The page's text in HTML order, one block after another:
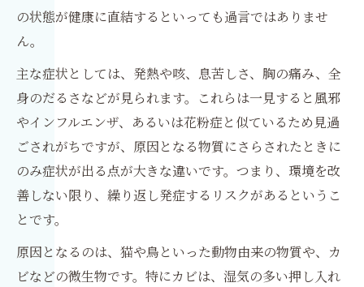
の状態が健康に直結するといっても過言ではありませ
ん。
主な症状としては、発熱や咳、息苦しさ、胸の痛み、全
身のだるさなどが見られます。これらは一見すると風邪
やインフルエンザ、あるいは花粉症と似ているため見過
ごされがちですが、原因となる物質にさらされたときに
のみ症状が出る点が大きな違いです。つまり、環境を改
善しない限り、繰り返し発症するリスクがあるというこ
とです。
原因となるのは、猫や鳥といった動物由来の物質や、カ
ビなどの微生物です。特にカビは、湿気の多い押し入れ